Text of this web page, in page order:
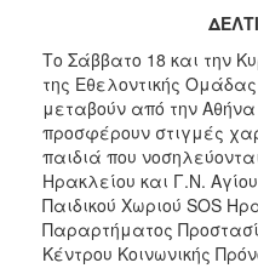
2017
2016
2015
2012
2011
Το Σάββατο 18 και την
της Εθελοντικής
μεταβούν από την
προσφέρουν στιγμές
παιδιά που
Ηρακλείου και Γ.Ν.
Παιδικού Χωριού SOS
Παραρτήματος
Κέντρου Κοινωνικής